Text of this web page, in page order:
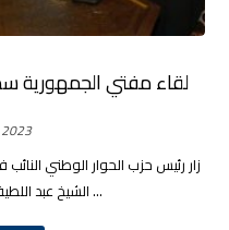
لقاء مفتي الجمهورية
زار رئيس حزب الحوار الوطني
الشيخ عبد اللطيف دريان في دار الفتوى ...